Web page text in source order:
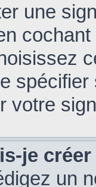
une
votre
je
un